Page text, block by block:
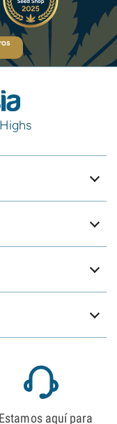
Estamos aquí para